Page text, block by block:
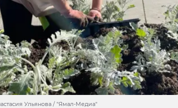
Ульянова / "Ямал-Медиа"